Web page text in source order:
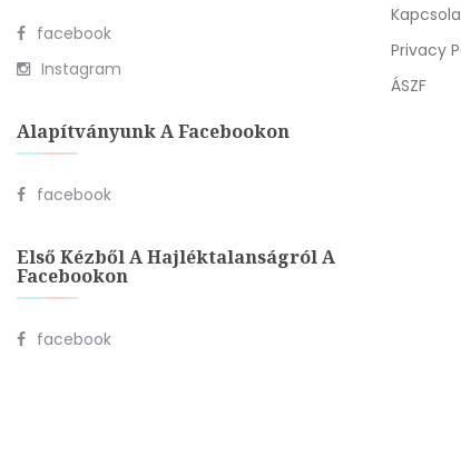
facebook
Instagram
Alapítványunk A Facebookon
facebook
Első Kézből A Hajléktalanságról A
Facebookon
facebook
Privacy
ÁSZF